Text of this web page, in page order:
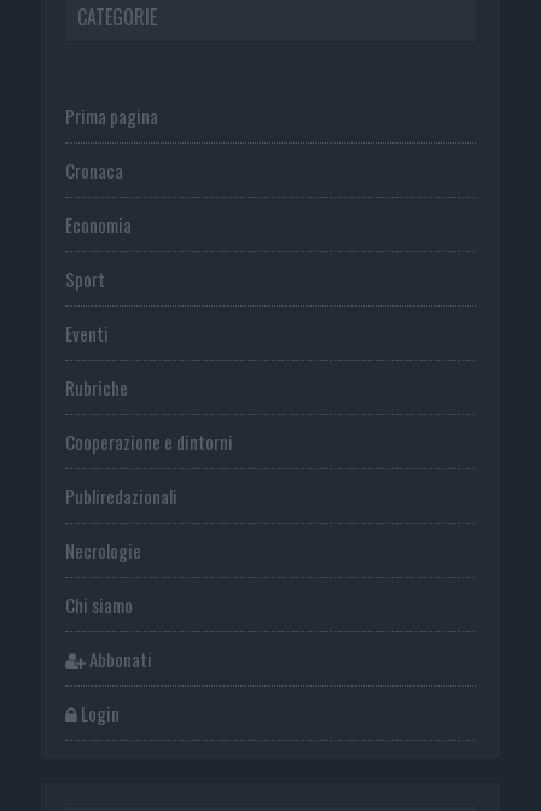
CATEGORIE
Prima pagina
Cronaca
Economia
Sport
Eventi
Rubriche
Cooperazione e dintorni
Publiredazionali
Necrologie
Chi siamo
Abbonati
Login